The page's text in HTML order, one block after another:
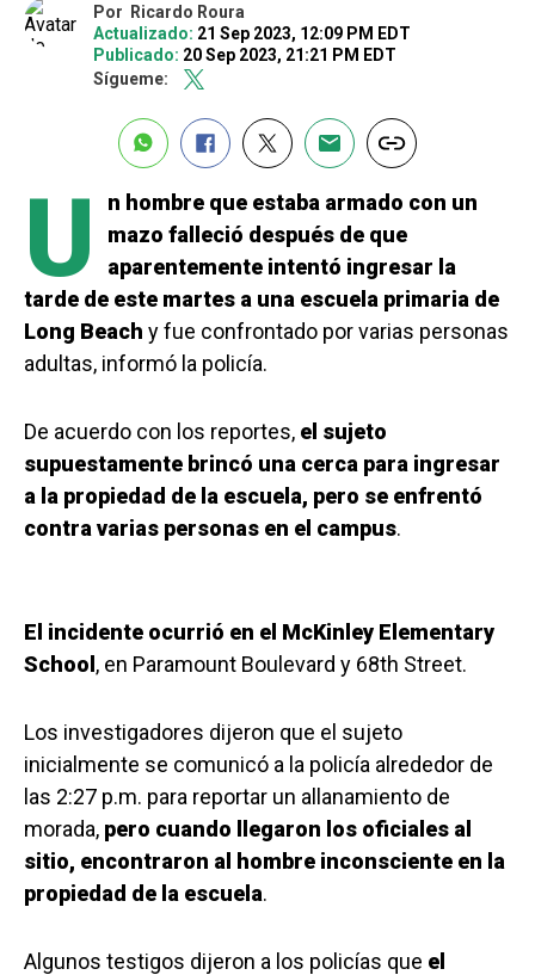
Por Ricardo Roura
Actualizado: 21 Sep 2023, 12:09 PM EDT
Publicado: 20 Sep 2023, 21:21 PM EDT
Sígueme:
U
n hombre que estaba armado con un
mazo falleció después de que
aparentemente intentó ingresar la
tarde de este martes a una escuela primaria de
Long Beach y fue confrontado por varias personas
adultas, informó la policía.
De acuerdo con los reportes, el sujeto
supuestamente brincó una cerca para ingresar
a la propiedad de la escuela, pero se enfrentó
contra varias personas en el campus.
El incidente ocurrió en el McKinley Elementary
School, en Paramount Boulevard y 68th Street.
Los investigadores dijeron que el sujeto
inicialmente se comunicó a la policía alrededor de
las 2:27 p.m. para reportar un allanamiento de
morada, pero cuando llegaron los oficiales al
sitio, encontraron al hombre inconsciente en la
propiedad de la escuela.
Algunos testigos dijeron a los policías que el